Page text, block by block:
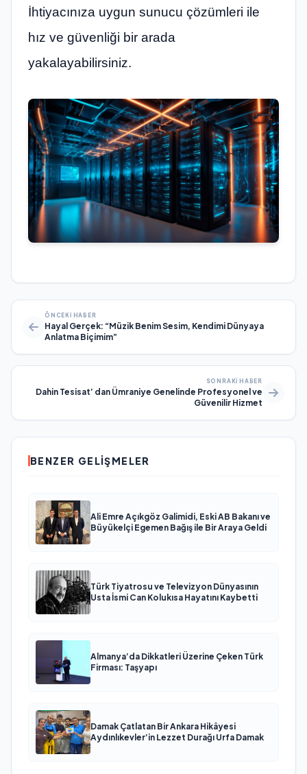
İhtiyacınıza uygun sunucu çözümleri ile
hız ve güvenliği bir arada
yakalayabilirsiniz.
ÖNCEKI HABER
Hayal Gerçek: “Müzik Benim Sesim, Kendimi Dünyaya
Anlatma Biçimim”
SONRAKI HABER
Dahin Tesisat’ dan Ümraniye Genelinde Profesyonel ve
Güvenilir Hizmet
BENZER GELIŞMELER
Ali Emre Açıkgöz Galimidi, Eski AB Bakanı ve
Büyükelçi Egemen Bağış ile Bir Araya Geldi
Türk Tiyatrosu ve Televizyon Dünyasının
Usta İsmi Can Kolukısa Hayatını Kaybetti
Almanya’da Dikkatleri Üzerine Çeken Türk
Firması: Taşyapı
Damak Çatlatan Bir Ankara Hikâyesi
Aydınlıkevler’in Lezzet Durağı Urfa Damak